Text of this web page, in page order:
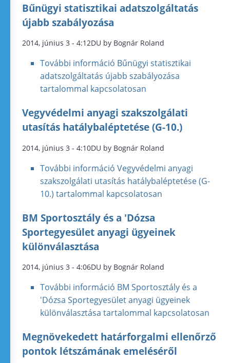
Bűnügyi statisztikai adatszolgáltatás
újabb szabályozása
2014, június 3 - 4:12DU by Bognár Roland
További információ Bűnügyi statisztikai
adatszolgáltatás újabb szabályozása
tartalommal kapcsolatosan
Vegyvédelmi anyagi szakszolgálati
utasítás hatálybaléptetése (G-10.)
2014, június 3 - 4:10DU by Bognár Roland
További információ Vegyvédelmi anyagi
szakszolgálati utasítás hatálybaléptetése (G-
10.) tartalommal kapcsolatosan
BM Sportosztály és a 'Dózsa
Sportegyesület anyagi ügyeinek
különválasztása
2014, június 3 - 4:06DU by Bognár Roland
További információ BM Sportosztály és a
'Dózsa Sportegyesület anyagi ügyeinek
különválasztása tartalommal kapcsolatosan
Megnövekedett határforgalmi ellenőrző
pontok létszámának emeléséről